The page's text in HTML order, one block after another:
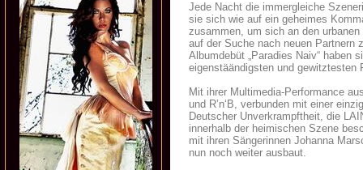
Jede Nacht die immergleiche
sie sich wie auf ein geheimes
zusammen, um sich an den
auf der Suche nach neuen Partnern
Albumdebüt „Paradies Naiv“ haben
eigenstäändigsten und gewitztesten
Mit ihrer Multimedia-Performance
und R’n‘B, verbunden mit einer
Deutscher Unverkrampftheit, die
innerhalb der heimischen Szene
mit ihren Sängerinnen Johanna
nun noch weiter ausbaut.